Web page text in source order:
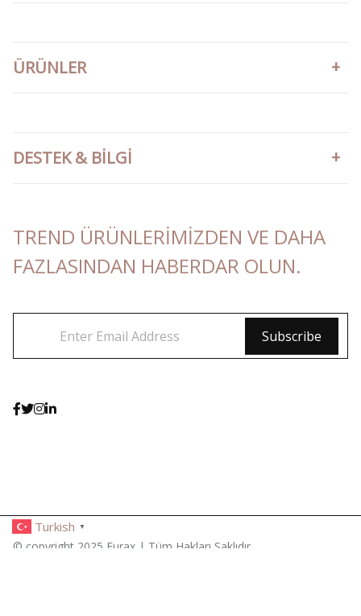
ÜRÜNLER
DESTEK & BILGI
TREND ÜRÜNLERIMIZDEN VE DAHA
FAZLASINDAN HABERDAR OLUN.
© copyright 2025 Furax | Tüm Hakları Saklıdır.
Turkish ▼